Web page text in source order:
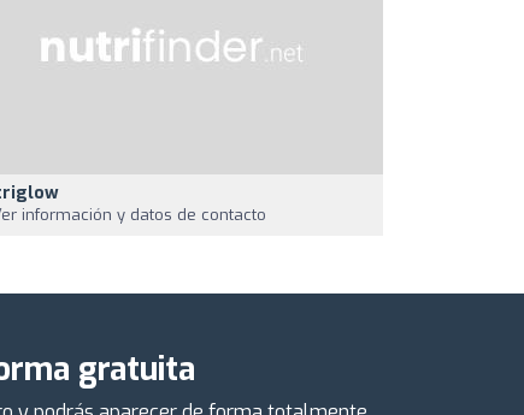
información y datos de contacto
gratuita